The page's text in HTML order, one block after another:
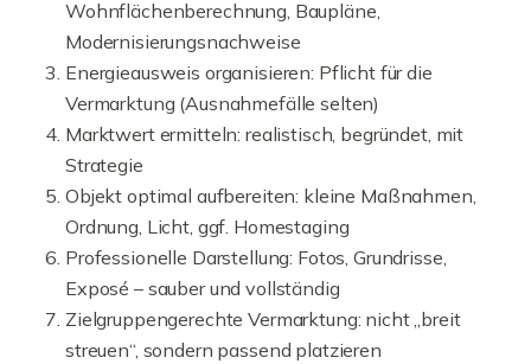
Wohnflächenberechnung, Baupläne,
Modernisierungsnachweise
Energieausweis organisieren: Pflicht für die
Vermarktung (Ausnahmefälle selten)
Marktwert ermitteln: realistisch, begründet, mit
Strategie
Objekt optimal aufbereiten: kleine Maßnahmen,
Ordnung, Licht, ggf. Homestaging
Professionelle Darstellung: Fotos, Grundrisse,
Exposé – sauber und vollständig
Zielgruppengerechte Vermarktung: nicht „breit
streuen“, sondern passend platzieren